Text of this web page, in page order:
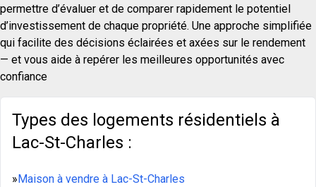
permettre d’évaluer et de comparer rapidement le potentiel
d’investissement de chaque propriété. Une approche simplifiée
qui facilite des décisions éclairées et axées sur le rendement
— et vous aide à repérer les meilleures opportunités avec
confiance
Types des logements résidentiels à
Lac-St-Charles :
» Maison à vendre à Lac-St-Charles